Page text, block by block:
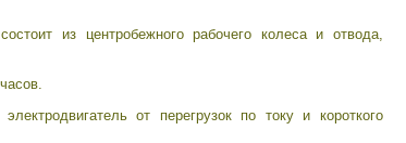
из центробежного рабочего колеса и отвода,
от перегрузок по току и короткого